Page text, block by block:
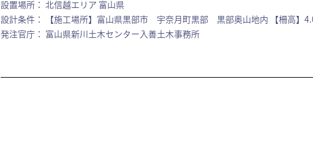
設置場所： 北信越エリア 富山県
設計条件： 【施工場所】富山県黒部市 宇奈月町黒部 黒部奥山地内 【柵高】
発注官庁： 富山県新川土木センター入善土木事務所